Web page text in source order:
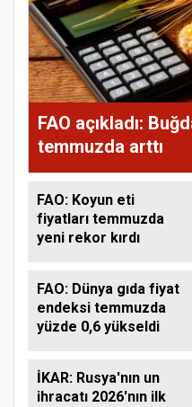
FAO açıkladı:
temmuzda arttı
FAO: Koyun eti
fiyatları temmuzda
yeni rekor kırdı
FAO: Dünya gıda fiyat
endeksi temmuzda
yüzde 0,6 yükseldi
İKAR: Rusya'nın un
ihracatı 2026'nın ilk